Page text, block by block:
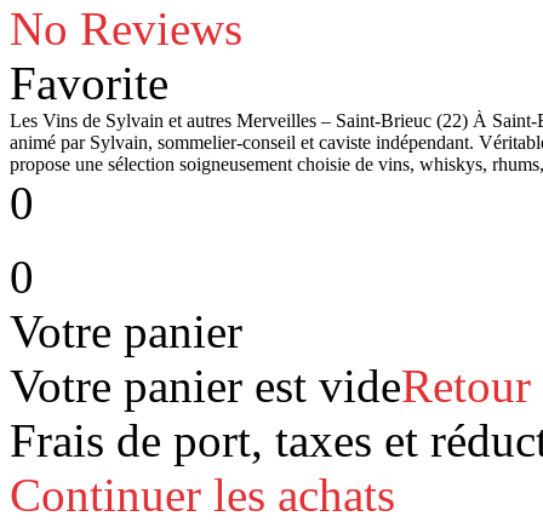
No Reviews
Favorite
Les Vins de Sylvain et autres Merveilles – Saint-Brieuc (22) À
animé par Sylvain, sommelier-conseil et caviste indépendant.
propose une sélection soigneusement choisie de vins, whiskys,
0
0
Votre panier
Votre panier est vide
Frais de port, taxes et
Continuer les achats